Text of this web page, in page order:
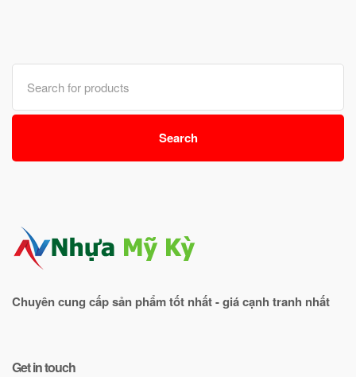
Search
for:
Search
Chuyên cung cấp sản phẩm tốt nhất - giá cạnh tranh nhất
Get in touch